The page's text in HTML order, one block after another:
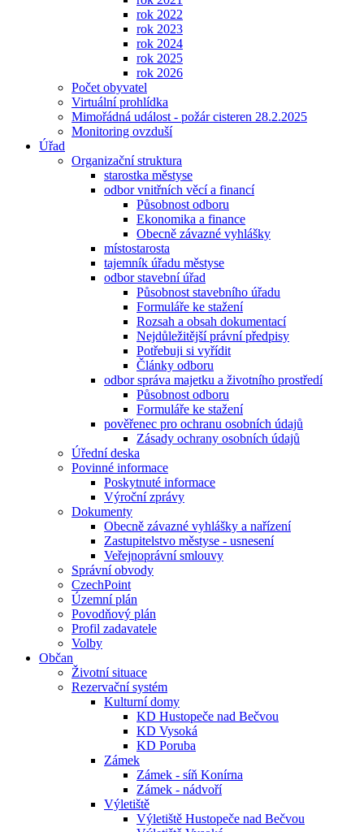
rok 2022
rok 2023
rok 2024
rok 2025
rok 2026
Počet obyvatel
Virtuální prohlídka
Mimořádná událost - požár cisteren 28.2.2025
Monitoring ovzduší
Úřad
Organizační struktura
starostka městyse
odbor vnitřních věcí a financí
Působnost odboru
Ekonomika a finance
Obecně závazné vyhlášky
místostarosta
tajemník úřadu městyse
odbor stavební úřad
Působnost stavebního úřadu
Formuláře ke stažení
Rozsah a obsah dokumentací
Nejdůležitější právní předpisy
Potřebuji si vyřídit
Články odboru
odbor správa majetku a životního prostředí
Působnost odboru
Formuláře ke stažení
pověřenec pro ochranu osobních údajů
Zásady ochrany osobních údajů
Úřední deska
Povinné informace
Poskytnuté informace
Výroční zprávy
Dokumenty
Obecně závazné vyhlášky a nařízení
Zastupitelstvo městyse - usnesení
Veřejnoprávní smlouvy
Správní obvody
CzechPoint
Územní plán
Povodňový plán
Profil zadavatele
Volby
Občan
Životní situace
Rezervační systém
Kulturní domy
KD Hustopeče nad Bečvou
KD Vysoká
KD Poruba
Zámek
Zámek - síň Konírna
Zámek - nádvoří
Výletiště
Výletiště Hustopeče nad Bečvou